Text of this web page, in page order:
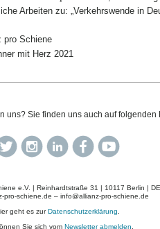
Arbeiten zu: „Verkehrswende in
pro Schiene
mit Herz 2021
uns? Sie finden uns auch auf folgenden
e.V. | Reinhardtstraße 31 | 10117 Berlin | DE
pro-schiene.de – info@allianz-pro-schiene.de
geht es zurDatenschutzerklärung
Sie sich vom Newsletter abmelden